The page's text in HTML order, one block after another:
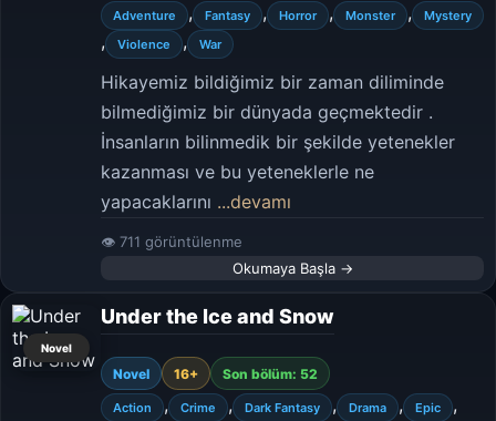
Adventure , Fantasy , Horror , Monster , Mystery
, Violence , War
Hikayemiz bildiğimiz bir zaman diliminde
bilmediğimiz bir dünyada geçmektedir .
İnsanların bilinmedik bir şekilde yetenekler
kazanması ve bu yeteneklerle ne
yapacaklarını ...devamı
👁 711 görüntülenme
Okumaya Başla →
Novel
Under the Ice and Snow
Novel 16+ Son bölüm: 52
Action , Crime , Dark Fantasy , Drama , Epic ,